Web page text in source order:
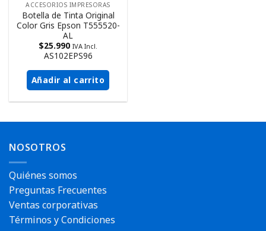
ACCESORIOS IMPRESORAS
Botella de Tinta Original
Color Gris Epson T555520-
AL
$25.990 IVA Incl.
AS102EPS96
Añadir al carrito
NOSOTROS
Quiénes somos
Preguntas Frecuentes
Ventas corporativas
Términos y Condiciones